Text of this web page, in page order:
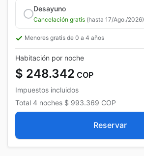
Desayuno
Cancelación gratis (hasta 17/Ago./2026)
Menores gratis de 0 a 4 años
Habitación por noche
$ 248.342 COP
Impuestos incluidos
Total 4 noches $ 993.369 COP
Reservar